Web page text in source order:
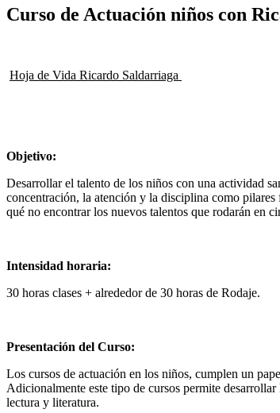
Curso de Actuación niños con
Hoja de Vida Ricardo Saldarriaga
Objetivo:
Desarrollar el talento de los niños con una actividad
concentración, la atención y la disciplina como
qué no encontrar los nuevos talentos que rodarán en
Intensidad horaria:
30 horas clases + alrededor de 30 horas de Rodaje.
Presentación del Curso:
Los cursos de actuación en los niños, cumplen un
Adicionalmente este tipo de cursos permite
lectura y literatura.